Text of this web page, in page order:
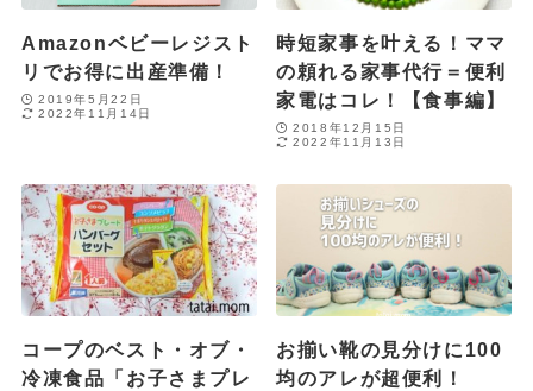
Amazonベビーレジスト
リでお得に出産準備！
2019年5月22日
2022年11月14日
時短家事を叶える！ママ
の頼れる家事代行＝便利
家電はコレ！【食事編】
2018年12月15日
2022年11月13日
コープのベスト・オブ・
冷凍食品「お子さまプレ
お揃い靴の見分けに100
均のアレが超便利！